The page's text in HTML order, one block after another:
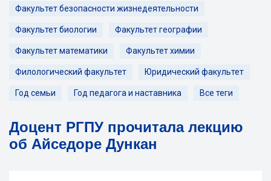
Факультет безопасности жизнедеятельности
Факультет биологии Факультет географии
Факультет математики Факультет химии
Филологический факультет Юридический факультет
Год семьи Год педагога и наставника Все теги
Доцент РГПУ прочитала лекцию
об Айседоре Дункан